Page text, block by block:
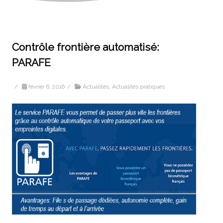
Contrôle frontière automatisé:
PARAFE
/ février 6, 2016 / Actualités, Actualités pratiques